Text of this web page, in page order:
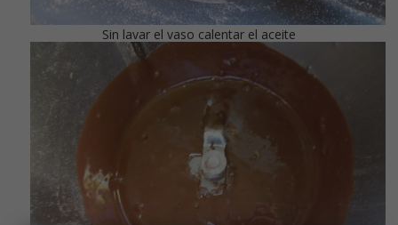
Sin lavar el vaso calentar el aceite